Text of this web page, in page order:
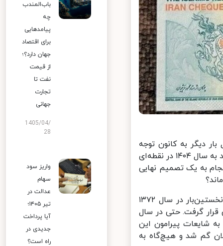
دیگر به کانون توجه
سیاست‌گذاران بازگشته است. این بحث که سابقه‌ای طولانی دارد، حالا با ورود به سال ۱۴۰۴ در نقطه‌ای
به یک تصمیم نهایی
تابناک نوشت: نگاهی به گذشته نشان می‌دهد که ایده حذف صفرها برای نخستین‌بار در سال ۱۳۷۲
گرفت. حتی در سال
که به شایعات پیرامون این
گم شد و هیچ‌گاه به
باب‌المندب
چه
پیامدهایی
برای اقتصاد
جهان دارد؟؛
از قیمت
نفت تا
تجارت
جهانی
1405/04/
28
واریز سود
سهام
عدالت در
تیر ۱۴۰۵؛
آیا پرداخت
جدیدی در
راه است؟